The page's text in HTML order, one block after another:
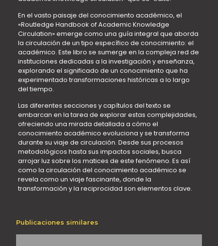
En el vasto paisaje del conocimiento académico, el
«Routledge Handbook of Academic Knowledge
Circulation» emerge como una guía integral que aborda
la circulación de un tipo específico de conocimiento: el
académico. Este libro se sumerge en la compleja red de
instituciones dedicadas a la investigación y enseñanza,
explorando el significado de un conocimiento que ha
experimentado transformaciones históricas a lo largo
del tiempo.
Las diferentes secciones y capítulos del texto se
embarcan en la tarea de explorar estas complejidades,
ofreciendo una mirada detallada a cómo el
conocimiento académico evoluciona y se transforma
durante su viaje de circulación. Desde sus procesos
metodológicos hasta sus impactos sociales, busca
arrojar luz sobre los matices de este fenómeno. Es así
como la circulación del conocimiento académico se
revela como un viaje fascinante, donde la
transformación y la reciprocidad son elementos clave.
Publicaciones similares